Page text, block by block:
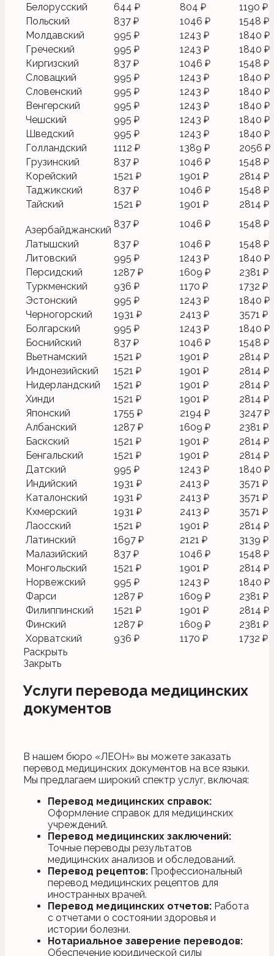
Белорусский
644 ₽ 804 ₽
1190 ₽
Польский
837 ₽ 1046 ₽
1548 ₽
Молдавский
995 ₽ 1243 ₽
1840 ₽
Греческий
995 ₽ 1243 ₽
1840 ₽
Киргизский
837 ₽ 1046 ₽
1548 ₽
Словацкий
995 ₽ 1243 ₽
1840 ₽
Словенский
995 ₽ 1243 ₽
1840 ₽
Венгерский
995 ₽ 1243 ₽
1840 ₽
Чешский
995 ₽ 1243 ₽
1840 ₽
Шведский
995 ₽ 1243 ₽
1840 ₽
Голландский
1112 ₽ 1389 ₽
2056 ₽
Грузинский
837 ₽ 1046 ₽
1548 ₽
Корейский
1521 ₽ 1901 ₽
2814 ₽
Таджикский
837 ₽ 1046 ₽
1548 ₽
Тайский
1521 ₽ 1901 ₽ 2814 ₽
Азербайджанский
837 ₽ 1046 ₽
1548 ₽
Латышский
837 ₽ 1046 ₽
1548 ₽
Литовский
995 ₽ 1243 ₽
1840 ₽
Персидский
1287 ₽ 1609 ₽
2381 ₽
Туркменский
936 ₽ 1170 ₽
1732 ₽
Эстонский
995 ₽ 1243 ₽
1840 ₽
Черногорский
1931 ₽ 2413 ₽
3571 ₽
Болгарский
995 ₽ 1243 ₽
1840 ₽
Боснийский
837 ₽ 1046 ₽
1548 ₽
Вьетнамский
1521 ₽ 1901 ₽
2814 ₽
Индонезийский
1521 ₽ 1901 ₽
2814 ₽
Нидерландский
1521 ₽ 1901 ₽
2814 ₽
Хинди
1521 ₽ 1901 ₽
2814 ₽
Японский
1755 ₽ 2194 ₽
3247 ₽
Албанский
1287 ₽ 1609 ₽
2381 ₽
Баскский
1521 ₽ 1901 ₽
2814 ₽
Бенгальский
1521 ₽ 1901 ₽
2814 ₽
Датский
995 ₽ 1243 ₽
1840 ₽
Индийский
1931 ₽ 2413 ₽
3571 ₽
Каталонский
1931 ₽ 2413 ₽
3571 ₽
Кхмерский
1931 ₽ 2413 ₽
3571 ₽
Лаосский
1521 ₽ 1901 ₽
2814 ₽
Латинский
1697 ₽ 2121 ₽
3139 ₽
Малазийский
837 ₽ 1046 ₽
1548 ₽
Монгольский
1521 ₽ 1901 ₽
2814 ₽
Норвежский
995 ₽ 1243 ₽
1840 ₽
Фарси
1287 ₽ 1609 ₽
2381 ₽
Филиппинский
1521 ₽ 1901 ₽
2814 ₽
Финский
1287 ₽ 1609 ₽
2381 ₽
Хорватский
936 ₽ 1170 ₽
1732 ₽
Раскрыть
Закрыть
Услуги перевода медицинских
документов
В нашем бюро «ЛЕОН» вы можете заказать
перевод медицинских документов на все языки.
Мы предлагаем широкий спектр услуг, включая:
Перевод медицинских справок:
Оформление справок для медицинских
учреждений.
Перевод медицинских заключений:
Точные переводы результатов
медицинских анализов и обследований.
Перевод рецептов: Профессиональный
перевод медицинских рецептов для
иностранных врачей.
Перевод медицинских отчетов: Работа
с отчетами о состоянии здоровья и
истории болезни.
Нотариальное заверение переводов:
Обеспечение юридической силы